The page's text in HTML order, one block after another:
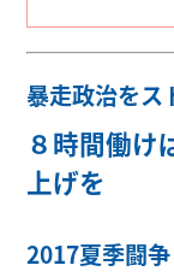
暴走政治をス
８時間働け
上げを
2017夏季闘